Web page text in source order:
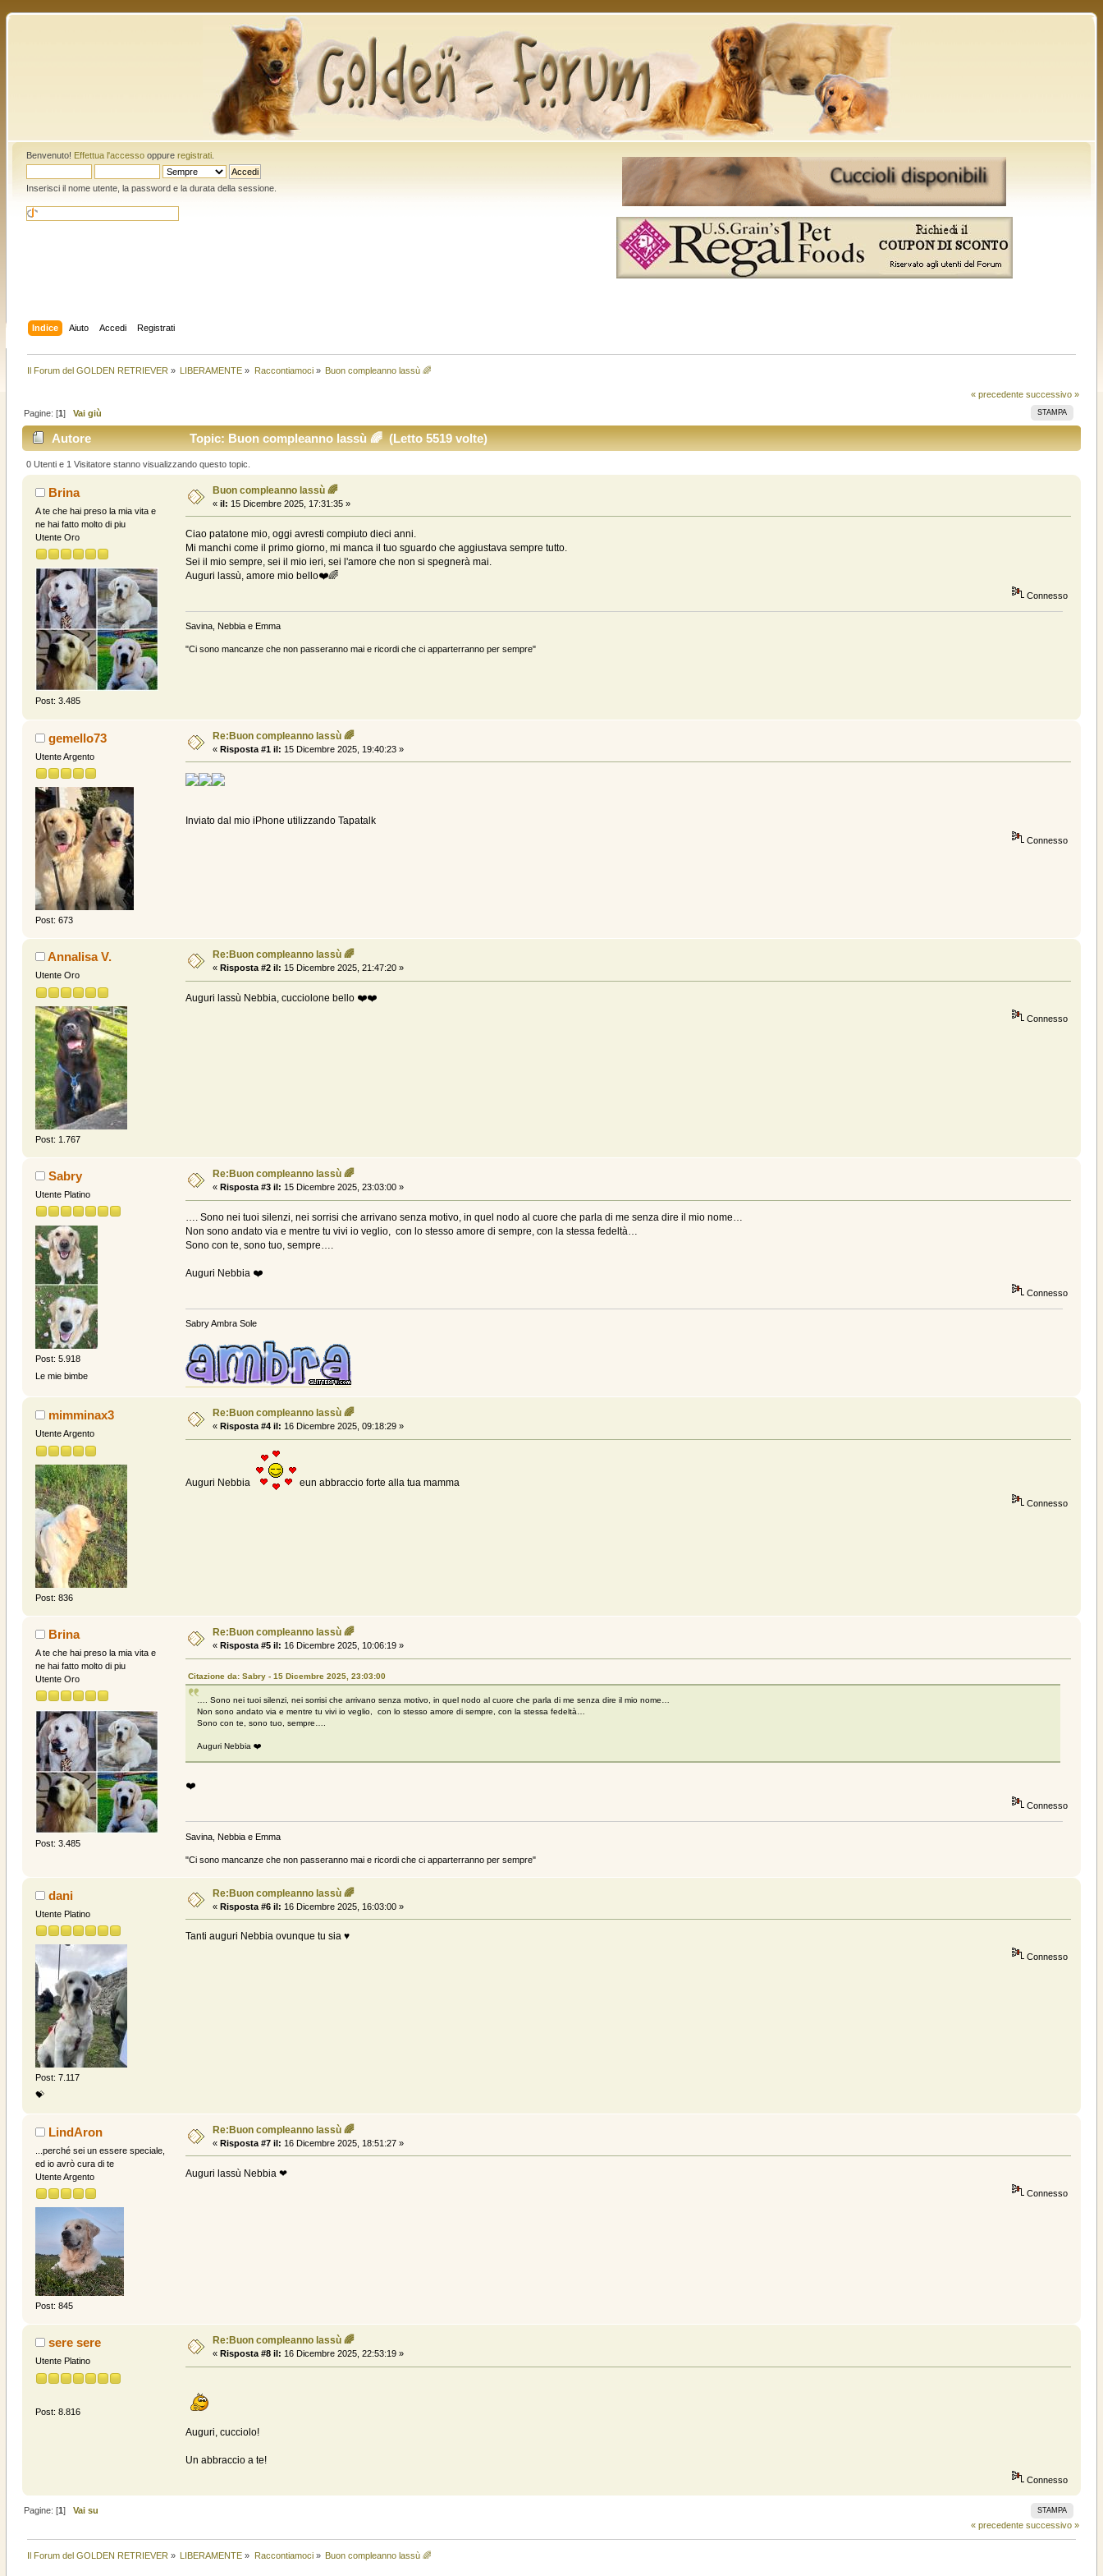
Benvenuto! Effettua l'accessooppure registrati.
Inserisci il nome utente, la password e la durata della sessione.
Indice Aiuto Accedi Registrati
Il Forum del GOLDEN RETRIEVER » LIBERAMENTE » Raccontiamoci» Buon compleanno lassù 🌈
« precedente successivo »
STAMPA
Pagine: [1] Vai giù
Autore Topic: Buon compleanno lassù 🌈 (Letto 5519 volte)
0 Utenti e 1 Visitatore stanno visualizzando questo topic.
Brina
A te che hai preso la mia vita e
ne hai fatto molto di piu
Utente Oro
Post: 3.485
Buon compleanno lassù 🌈
« il: 15 Dicembre 2025, 17:31:35 »
Ciao patatone mio, oggi avresti compiuto dieci anni.
Mi manchi come il primo giorno, mi manca il tuo sguardo che aggiustava sempre tutto.
Sei il mio sempre, sei il mio ieri, sei l'amore che non si spegnerà mai.
Auguri lassù, amore mio bello❤️🌈
Connesso
Savina, Nebbia e Emma
"Ci sono mancanze che non passeranno mai e ricordi che ci apparterranno per sempre"
gemello73
Utente Argento
Post: 673
Re:Buon compleanno lassù 🌈
« Risposta #1 il: 15 Dicembre 2025, 19:40:23 »
Inviato dal mio iPhone utilizzando Tapatalk
Connesso
Annalisa V.
Utente Oro
Post: 1.767
Re:Buon compleanno lassù 🌈
« Risposta #2 il: 15 Dicembre 2025, 21:47:20 »
Auguri lassù Nebbia, cucciolone bello ❤️❤️
Connesso
Sabry
Utente Platino
Post: 5.918
Le mie bimbe
Re:Buon compleanno lassù 🌈
« Risposta #3 il: 15 Dicembre 2025, 23:03:00 »
…. Sono nei tuoi silenzi, nei sorrisi che arrivano senza motivo, in quel nodo al cuore che parla di me senza dire il mio nome…
Non sono andato via e mentre tu vivi io veglio, con lo stesso amore di sempre, con la stessa fedeltà…
Sono con te, sono tuo, sempre….
Auguri Nebbia ❤️
Connesso
Sabry Ambra Sole
mimminax3
Utente Argento
Post: 836
Re:Buon compleanno lassù 🌈
« Risposta #4 il: 16 Dicembre 2025, 09:18:29 »
Auguri Nebbia eun abbraccio forte alla tua mamma
Connesso
Brina
A te che hai preso la mia vita e
ne hai fatto molto di piu
Utente Oro
Post: 3.485
Re:Buon compleanno lassù 🌈
« Risposta #5 il: 16 Dicembre 2025, 10:06:19 »
Citazione da: Sabry - 15 Dicembre 2025, 23:03:00
…. Sono nei tuoi silenzi, nei sorrisi che arrivano senza motivo, in quel nodo al cuore che parla di me senza dire il mio nome…
Non sono andato via e mentre tu vivi io veglio, con lo stesso amore di sempre, con la stessa fedeltà…
Sono con te, sono tuo, sempre….
Auguri Nebbia ❤️
❤️
Connesso
Savina, Nebbia e Emma
"Ci sono mancanze che non passeranno mai e ricordi che ci apparterranno per sempre"
dani
Utente Platino
Post: 7.117
💝
Re:Buon compleanno lassù 🌈
« Risposta #6 il: 16 Dicembre 2025, 16:03:00 »
Tanti auguri Nebbia ovunque tu sia ♥️
Connesso
LindAron
...perché sei un essere speciale,
ed io avrò cura di te
Utente Argento
Post: 845
Re:Buon compleanno lassù 🌈
« Risposta #7 il: 16 Dicembre 2025, 18:51:27 »
Auguri lassù Nebbia ❤
Connesso
sere sere
Utente Platino
Post: 8.816
Re:Buon compleanno lassù 🌈
« Risposta #8 il: 16 Dicembre 2025, 22:53:19 »
Auguri, cucciolo!
Un abbraccio a te!
Connesso
STAMPA
Pagine: [1] Vai su
« precedente successivo »
Il Forum del GOLDEN RETRIEVER» LIBERAMENTE » Raccontiamoci» Buon compleanno lassù 🌈